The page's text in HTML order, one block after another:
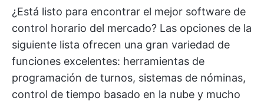
¿Está listo para encontrar el mejor software de
control horario del mercado? Las opciones de la
siguiente lista ofrecen una gran variedad de
funciones excelentes: herramientas de
programación de turnos, sistemas de nóminas,
control de tiempo basado en la nube y mucho